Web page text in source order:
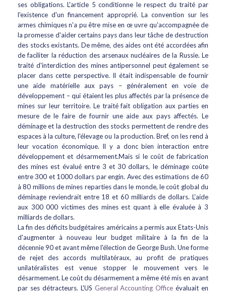
ses obligations. L'article 5 conditionne le respect du traité par
l'existence d'un financement approprié. La convention sur les
armes chimiques n'a pu être mise en œ uvre qu'accompagnée de
la promesse d'aider certains pays dans leur tâche de destruction
des stocks existants. De même, des aides ont été accordées afin
de faciliter la réduction des arsenaux nucléaires de la Russie. Le
traité d'interdiction des mines antipersonnel peut également se
placer dans cette perspective. Il était indispensable de fournir
une aide matérielle aux pays – généralement en voie de
développement – qui étaient les plus affectés par la présence de
mines sur leur territoire. Le traité fait obligation aux parties en
mesure de le faire de fournir une aide aux pays affectés. Le
déminage et la destruction des stocks permettent de rendre des
espaces à la culture, l'élevage ou la production. Bref, on les rend à
leur vocation économique. Il y a donc bien interaction entre
développement et désarmement.Mais si le coût de fabrication
des mines est évalué entre 3 et 30 dollars, le déminage coûte
entre 300 et 1000 dollars par engin. Avec des estimations de 60
à 80 millions de mines reparties dans le monde, le coût global du
déminage reviendrait entre 18 et 60 milliards de dollars. L'aide
aux 300 000 victimes des mines est quant à elle évaluée à 3
milliards de dollars.
La fin des déficits budgétaires américains a permis aux Etats-Unis
d'augmenter à nouveau leur budget militaire à la fin de la
décennie 90 et avant même l'élection de George Bush. Une forme
de rejet des accords multilatéraux, au profit de pratiques
unilatéralistes est venue stopper le mouvement vers le
désarmement. Le coût du désarmement a même été mis en avant
par ses détracteurs. L'US General Accounting Officeévaluait en